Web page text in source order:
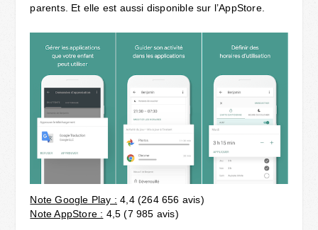
parents. Et elle est aussi disponible sur l’AppStore.
Note Google Play : 4,4 (264 656 avis)
Note AppStore : 4,5 (7 985 avis)